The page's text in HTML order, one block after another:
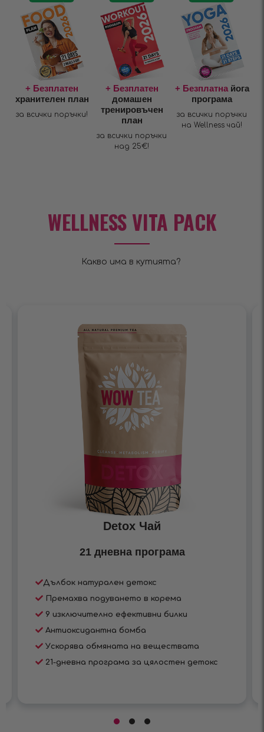
+ Безплатен
хранителен план
за всички поръчки!
+ Безплатен
домашен
тренировъчен
план
за всички поръчки
над 25€!
+ Безплатнайога
програма
за всички поръчки
на Wellness чай!
WELLNESS VITA PACK
Какво има в кутията?
Detox Чай
21 дневна програма
Дълбок натурален детокс
Премахва подуването в корема
9 изключително ефективни билки
Антиоксидантна бомба
Ускорява обмяната на веществата
21-дневна програма за цялостен детокс